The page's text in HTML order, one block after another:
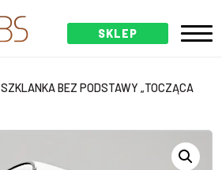
SKLEP
SZKLANKA BEZ PODSTAWY „TOCZĄCA